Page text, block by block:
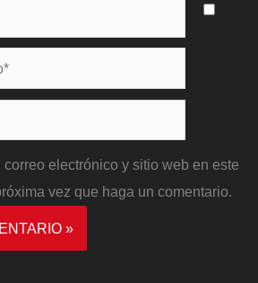
correo electrónico y sitio web en este
vez que haga un comentario.